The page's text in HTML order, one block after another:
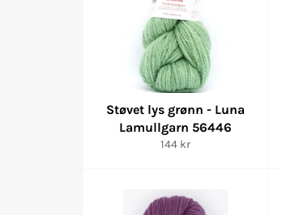
Støvet lys grønn - Luna
Lamullgarn 56446
Vanlig
144 kr